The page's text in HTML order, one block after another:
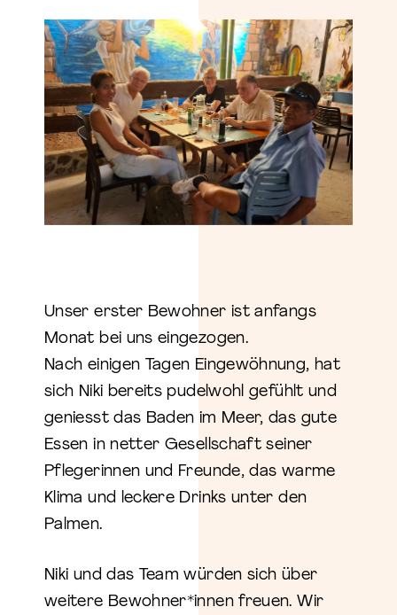
Unser erster Bewohner ist anfangs
Monat bei uns eingezogen.
Nach einigen Tagen Eingewöhnung, hat
sich Niki bereits pudelwohl gefühlt und
geniesst das Baden im Meer, das gute
Essen in netter Gesellschaft seiner
Pflegerinnen und Freunde, das warme
Klima und leckere Drinks unter den
Palmen.
Niki und das Team würden sich über
weitere Bewohner*innen freuen. Wir